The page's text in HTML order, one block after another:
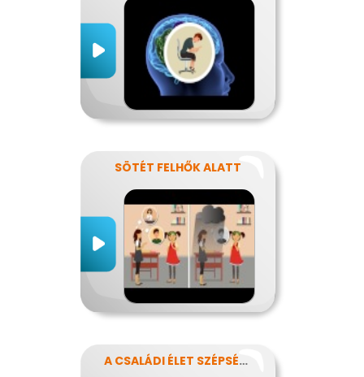
SÖTÉT FELHŐK ALATT
A CSALÁDI ÉLET SZÉPSÉGEI ÉS NEHÉZSÉGEI